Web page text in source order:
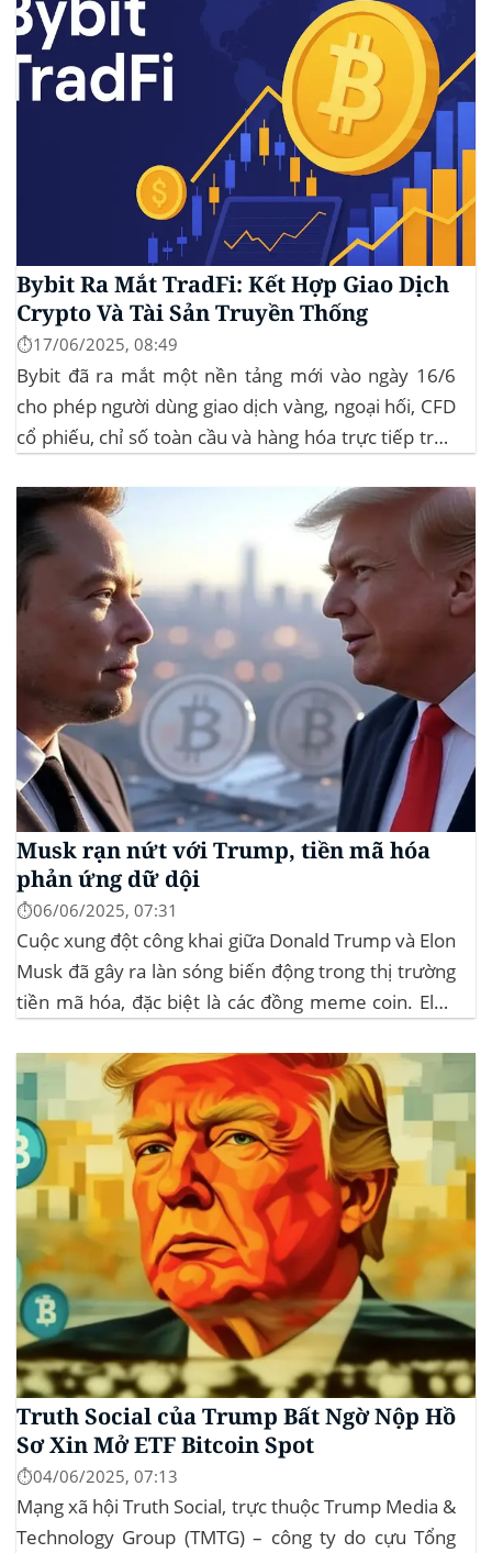
Bybit Ra Mắt TradFi: Kết Hợp Giao Dịch
Crypto Và Tài Sản Truyền Thống
⏱️17/06/2025, 08:49
Bybit đã ra mắt một nền tảng mới vào ngày 16/6
cho phép người dùng giao dịch vàng, ngoại hối, CFD
cổ phiếu, chỉ số toàn cầu và hàng hóa trực tiếp trên
giao dịch tiền mã hóa...
Musk rạn nứt với Trump, tiền mã hóa
phản ứng dữ dội
⏱️06/06/2025, 07:31
Cuộc xung đột công khai giữa Donald Trump và Elon
Musk đã gây ra làn sóng biến động trong thị trường
tiền mã hóa, đặc biệt là các đồng meme coin. Elon
Government Efficiency) và chỉ trích dự luật “Big
Beautiful Bill” của Trump,...
Truth Social của Trump Bất Ngờ Nộp Hồ
Sơ Xin Mở ETF Bitcoin Spot
⏱️04/06/2025, 07:13
Mạng xã hội Truth Social, trực thuộc Trump Media &
Technology Group (TMTG) – công ty do cựu Tổng